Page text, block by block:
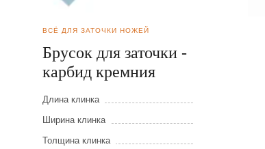
ВСЁ ДЛЯ ЗАТОЧКИ НОЖЕЙ
Брусок для заточки -
карбид кремния
Длина клинка
Ширина клинка
Толщина клинка